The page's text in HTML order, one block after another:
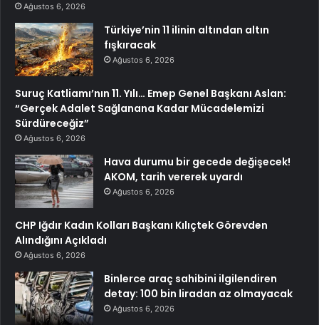
Ağustos 6, 2026
Türkiye’nin 11 ilinin altından altın
fışkıracak
Ağustos 6, 2026
Suruç Katliamı’nın 11. Yılı… Emep Genel Başkanı Aslan:
“Gerçek Adalet Sağlanana Kadar Mücadelemizi
Sürdüreceğiz”
Ağustos 6, 2026
Hava durumu bir gecede değişecek!
AKOM, tarih vererek uyardı
Ağustos 6, 2026
CHP Iğdır Kadın Kolları Başkanı Kılıçtek Görevden
Alındığını Açıkladı
Ağustos 6, 2026
Binlerce araç sahibini ilgilendiren
detay: 100 bin liradan az olmayacak
Ağustos 6, 2026